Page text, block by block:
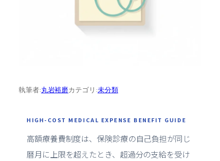
執筆者:丸岩裕磨カテゴリ:未分類
HIGH-COST MEDICAL EXPENSE BENEFIT GUIDE
高額療養費制度は、保険診療の自己負担が同じ
暦月に上限を超えたとき、超過分の支給を受け